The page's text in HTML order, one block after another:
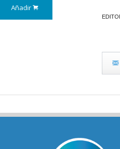
Añadir